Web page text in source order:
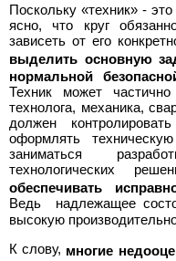
Поскольку «техник» -
ясно, что круг
зависеть от его
выделить основную
нормальной
Техник может
технолога, механика,
должен
оформлять
заниматься
технологических
обеспечивать
Ведь
надлежащее
высокую
К слову, многие